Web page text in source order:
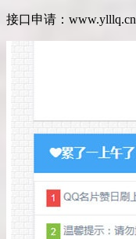
接口申请：www.ylllq.cn